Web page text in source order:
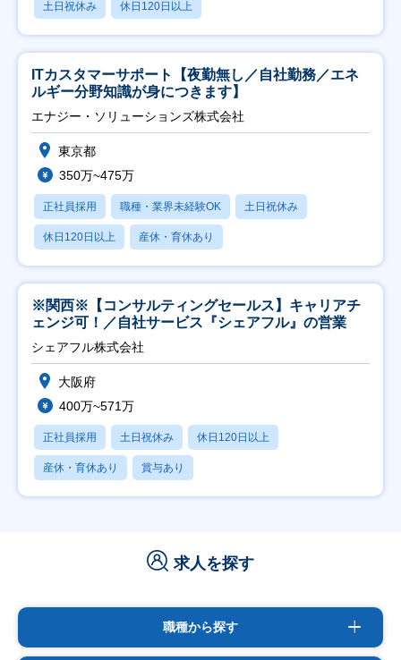
土日祝休み 休日120日以上
ITカスタマーサポート【夜勤無し／自社勤務／エネ
ルギー分野知識が身につきます】
エナジー・ソリューションズ株式会社
東京都
350万~475万
正社員採用 職種・業界未経験OK 土日祝休み
休日120日以上 産休・育休あり
※関西※【コンサルティングセールス】キャリアチ
ェンジ可！／自社サービス『シェアフル』の営業
シェアフル株式会社
大阪府
400万~571万
正社員採用 土日祝休み 休日120日以上
産休・育休あり 賞与あり
求人を探す
職種から探す